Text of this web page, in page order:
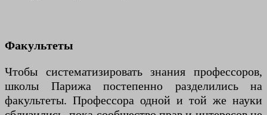
Факультеты
Чтобы систематизировать знания профессоров,
школы Парижа постепенно разделились на
факультеты. Профессора одной и той же науки